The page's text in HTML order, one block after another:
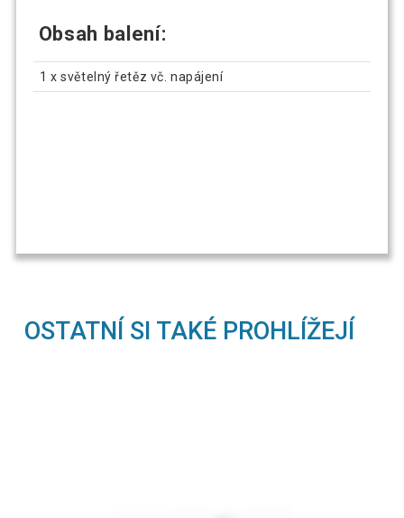
Obsah balení:
1 x světelný řetěz vč. napájení
OSTATNÍ SI TAKÉ PROHLÍŽEJÍ